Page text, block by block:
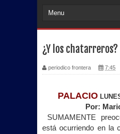
¿Y los chatarreros?
periodico frontera 7:45
PALACIO
Por:
SUMAMENTE
está ocurriendo en la